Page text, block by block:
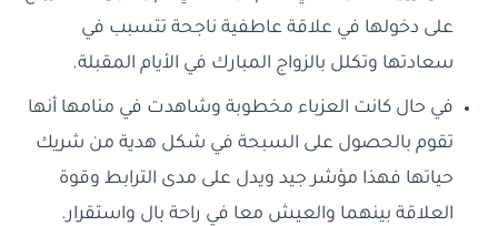
على دخولها في علاقة عاطفية ناجحة تتسبب في
سعادتها وتكلل بالزواج المبارك في الأيام المقبلة.
في حال كانت العزباء مخطوبة وشاهدت في منامها أنها
تقوم بالحصول على السبحة في شكل هدية من شريك
حياتها فهذا مؤشر جيد ويدل على مدى الترابط وقوة
العلاقة بينهما والعيش معا في راحة بال واستقرار.